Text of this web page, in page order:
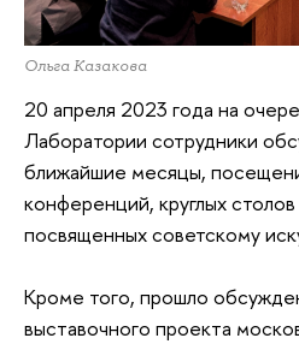
Ольга Казакова
20 апреля 2023 года на
Лаборатории сотрудники
ближайшие месяцы,
конференций, круглых
посвященных советскому
Кроме того, прошло
выставочного проекта